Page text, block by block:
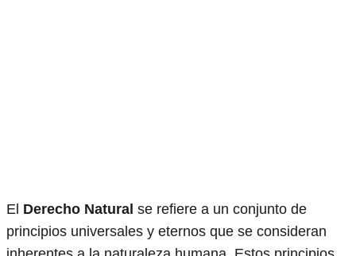
El Derecho Natural se refiere a un conjunto de
principios universales y eternos que se consideran